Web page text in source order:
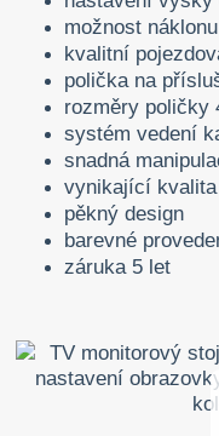
možnost
kvalitní
polička na
rozměry poličky
systém vedení
snadná
vynikající kvalita
pěkný design
barevné
záruka 5 let